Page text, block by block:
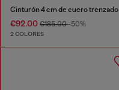
Cinturón 4 cm de cuero trenzado
€92.00 €185.00-50%
2 COLORES